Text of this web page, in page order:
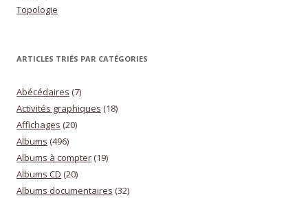
Topologie
ARTICLES TRIÉS PAR CATÉGORIES
Abécédaires (7)
Activités graphiques (18)
Affichages (20)
Albums (496)
Albums à compter (19)
Albums CD (20)
Albums documentaires (32)